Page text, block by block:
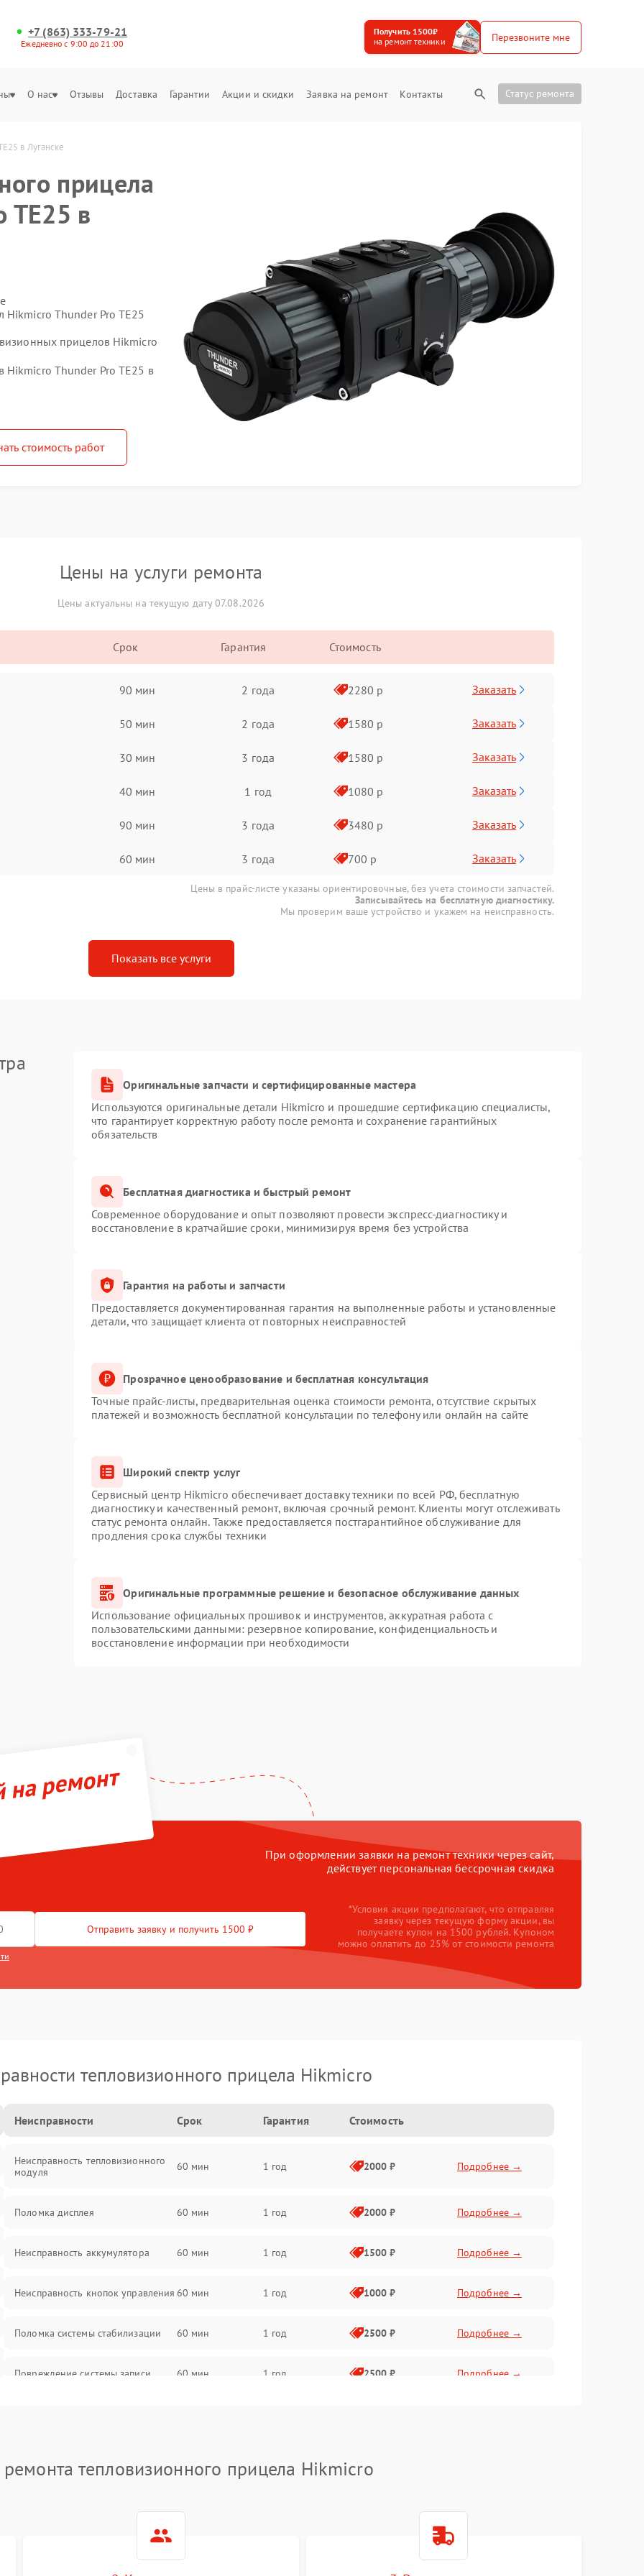
+7 (863) 333-79-21
Ежедневно с 9:00 до 21:00
Получить 1500₽
на ремонт техники
Перезвоните мне
О нас Отзывы Доставка Гарантии Акции и скидки Заявка на ремонт Контакты Статус ремонта
в Луганске
прицела
TE25 в
Hikmicro Thunder Pro TE25
прицелов Hikmicro
Thunder Pro TE25 в
стоимость работ
Цены на услуги ремонта
Цены актуальны на текущую дату 07.08.2026
Срок Гарантия Стоимость
90 мин 2 года 2280 р Заказать
50 мин 2 года 1580 р Заказать
30 мин 3 года 1580 р Заказать
40 мин 1 год 1080 р Заказать
90 мин 3 года 3480 р Заказать
60 мин 3 года 700 р Заказать
Цены в прайс-листе указаны ориентировочные, без учета стоимости запчастей.
Записывайтесь на бесплатную диагностику.
Мы проверим ваше устройство и укажем на неисправность.
Показать все услуги
Оригинальные запчасти и сертифицированные мастера
Используются оригинальные детали Hikmicro и прошедшие сертификацию специалисты,
что гарантирует корректную работу после ремонта и сохранение гарантийных
обязательств
Бесплатная диагностика и быстрый ремонт
Современное оборудование и опыт позволяют провести экспресс-диагностику и
восстановление в кратчайшие сроки, минимизируя время без устройства
Гарантия на работы и запчасти
Предоставляется документированная гарантия на выполненные работы и установленные
детали, что защищает клиента от повторных неисправностей
Прозрачное ценообразование и бесплатная консультация
Точные прайс-листы, предварительная оценка стоимости ремонта, отсутствие скрытых
платежей и возможность бесплатной консультации по телефону или онлайн на сайте
Широкий спектр услуг
Сервисный центр Hikmicro обеспечивает доставку техники по всей РФ, бесплатную
диагностику и качественный ремонт, включая срочный ремонт. Клиенты могут отслеживать
статус ремонта онлайн. Также предоставляется постгарантийное обслуживание для
продления срока службы техники
Оригинальные программные решение и безопасное обслуживание данных
Использование официальных прошивок и инструментов, аккуратная работа с
пользовательскими данными: резервное копирование, конфиденциальность и
восстановление информации при необходимости
ремонт
При оформлении заявки на ремонт техники через сайт,
действует персональная бессрочная скидка
Отправить заявку и получить 1500 ₽
*Условия акции предполагают, что отправляя
заявку через текущую форму акции, вы
получаете купон на 1500 рублей. Купоном
можно оплатить до 25% от стоимости ремонта
тепловизионного прицела Hikmicro
Неисправности Срок Гарантия Стоимость
Неисправность тепловизионного
модуля
60 мин 1 год 2000 ₽ Подробнее →
Поломка дисплея 60 мин 1 год 2000 ₽ Подробнее →
Неисправность аккумулятора 60 мин 1 год 1500 ₽ Подробнее →
Неисправность кнопок управления 60 мин 1 год 1000 ₽ Подробнее →
Поломка системы стабилизации 60 мин 1 год 2500 ₽ Подробнее →
Повреждение системы записи 60 мин 1 год 2500 ₽ Подробнее →
автоматического отключения
тепловизионного прицела Hikmicro